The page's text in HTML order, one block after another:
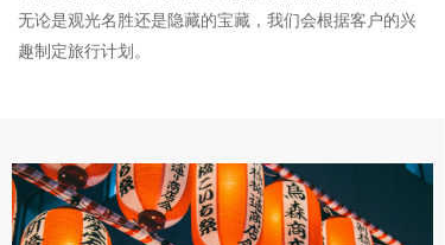
无论是观光名胜还是隐藏的宝藏，我们会根据客户的兴
趣制定旅行计划。